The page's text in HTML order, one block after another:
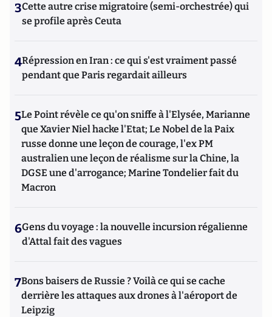
3Cette autre crise migratoire (semi-orchestrée) qui
se profile après Ceuta
4Répression en Iran : ce qui s'est vraiment passé
pendant que Paris regardait ailleurs
5Le Point révèle ce qu'on sniffe à l'Elysée, Marianne
que Xavier Niel hacke l'Etat; Le Nobel de la Paix
russe donne une leçon de courage, l'ex PM
australien une leçon de réalisme sur la Chine, la
DGSE une d'arrogance; Marine Tondelier fait du
Macron
6Gens du voyage : la nouvelle incursion régalienne
d'Attal fait des vagues
7Bons baisers de Russie ? Voilà ce qui se cache
derrière les attaques aux drones à l'aéroport de
Leipzig